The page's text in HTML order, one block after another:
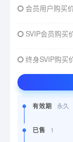
会员用户购买
SVIP会员购买
终身SVIP购买
有效期 永久
已售 1